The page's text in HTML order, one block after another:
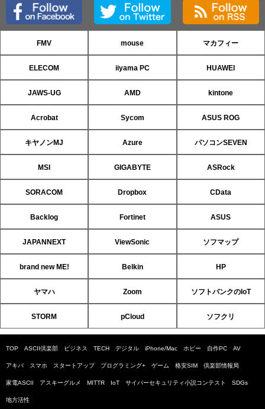
FMV mouse マカフィー
ELECOM iiyama PC HUAWEI
JAWS-UG AMD kintone
Acrobat Sycom ASUS ROG
キヤノンMJ Azure パソコンSEVEN
MSI GIGABYTE ASRock
SORACOM Dropbox CData
Backlog Fortinet ASUS
JAPANNEXT ViewSonic ソフマップ
brand new ME! Belkin HP
ヤマハ Zoom ソフトバンクのIoT
STORM pCloud ソフクリ
TOP ASCII倶楽部 ビジネス TECH デジタル iPhone/Mac ホビー 自作PC AV
アキバ スマホ スタートアップ プログラミング+ ゲーム 格安SIM 倶楽部情報局
家電ASCII アスキーグルメ MITTR IoT サイバーセキュリティ小説コンテスト SDGs
地方活性